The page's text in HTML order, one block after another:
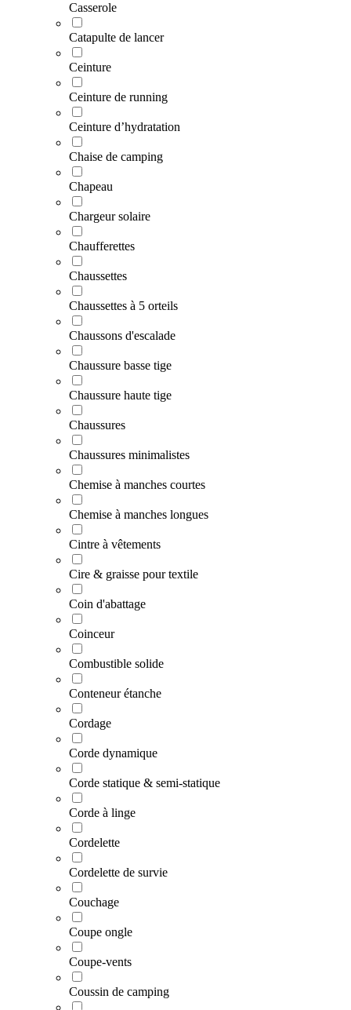
Casserole
Catapulte de lancer
Ceinture
Ceinture de running
Ceinture d’hydratation
Chaise de camping
Chapeau
Chargeur solaire
Chaufferettes
Chaussettes
Chaussettes à 5 orteils
Chaussons d'escalade
Chaussure basse tige
Chaussure haute tige
Chaussures
Chaussures minimalistes
Chemise à manches courtes
Chemise à manches longues
Cintre à vêtements
Cire & graisse pour textile
Coin d'abattage
Coinceur
Combustible solide
Conteneur étanche
Cordage
Corde dynamique
Corde statique & semi-statique
Corde à linge
Cordelette
Cordelette de survie
Couchage
Coupe ongle
Coupe-vents
Coussin de camping